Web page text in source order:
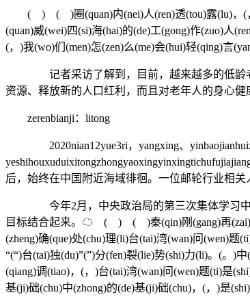
( ) ( )圈(quan)内(nei)人(ren)透(tou)露(lu)，(，)
(quan)威(wei)四(si)海(hai)的(de)工(gong)作(zuo)人
(，)我(wo)们(men)怎(zen)么(me)会(hui)轻(qing)言
记者采访了解到，目前，越来越多的低龄老年
资源、释放新的人口红利，而且对老年人的身心健
zerenbianji：litong
2020nian12yue3ri，yangxing、
后，始终在中国附近海域徘徊。一位邮轮行业相关
今年2月，中央政治局的第三次集体学习中，
目标结合起来。☁ ( ) ( )秦(qin)刚(gang)再(zai)次
(zheng)确(que)处(chu)理(li)台(tai)湾(wan)问(wen)题
“(“)台(tai)独(du)”(”)分(fen)裂(lie)势(shi)力(li)。(。)
(qiang)调(tiao)，(，)台(tai)湾(wan)问(wen)题(ti)是
基(ji)础(chu)中(zhong)的(de)基(ji)础(chu)，(，)是